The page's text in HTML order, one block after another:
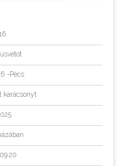
-Pécs
karácsonyt